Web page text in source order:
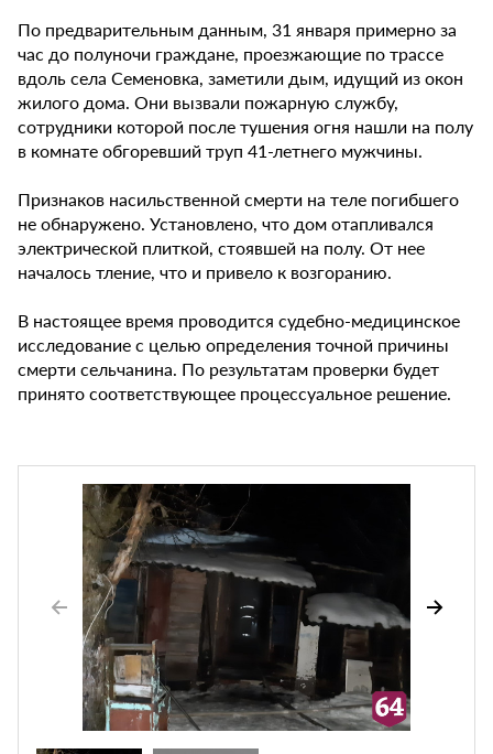
По предварительным данным, 31 января примерно за
час до полуночи граждане, проезжающие по трассе
вдоль села Семеновка, заметили дым, идущий из окон
жилого дома. Они вызвали пожарную службу,
сотрудники которой после тушения огня нашли на полу
в комнате обгоревший труп 41-летнего мужчины.
Признаков насильственной смерти на теле погибшего
не обнаружено. Установлено, что дом отапливался
электрической плиткой, стоявшей на полу. От нее
началось тление, что и привело к возгоранию.
В настоящее время проводится судебно-медицинское
исследование с целью определения точной причины
смерти сельчанина. По результатам проверки будет
принято соответствующее процессуальное решение.